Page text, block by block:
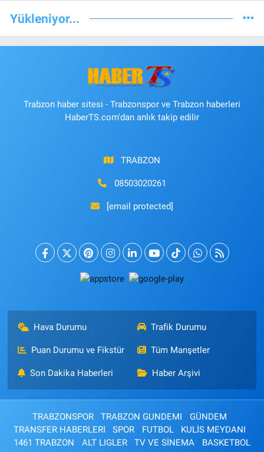
Yükleniyor...
Trabzon haber sitesi - Trabzonspor ve Trabzon haberleri
HaberTS.com'dan anlık takip edilir
TRABZON
08503020261
[email protected]
Hava Durumu Trafik Durumu
Puan Durumu ve Fikstür Tüm Manşetler
Son Dakika Haberleri Haber Arşivi
TRABZONSPOR TRABZON GUNDEMI
GÜNDEM
TRANSFER HABERLERI
SPOR FUTBOL
KULİS MEYDANI
1461 TRABZON
ALT LIGLER TV VE SİNEMA BASKETBOL